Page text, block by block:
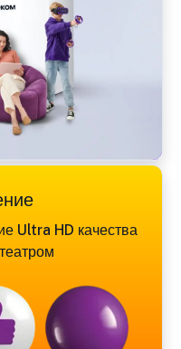
Ultra HD качества